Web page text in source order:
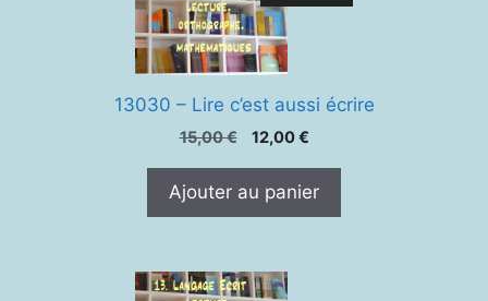
13030 – Lire c’est aussi écrire
15,00€
Le
était :
12,00€Le
est :
Ajouter au panier